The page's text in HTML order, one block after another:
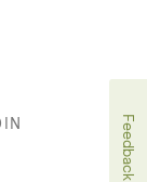
Feedback